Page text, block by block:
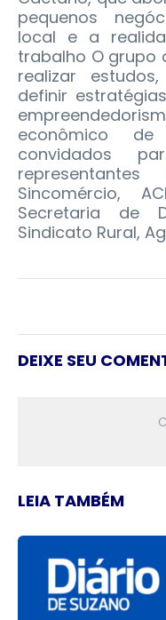
pequenos
local e a
trabalho O grupo
realizar
definir
econômico
convidados
Sincomércio,
Secretaria de
Sindicato Rural,
DEIXE SEU
LEIA TAMBÉM